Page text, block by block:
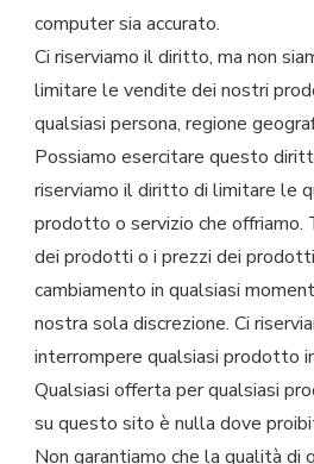
computer sia accurato.
Ci riserviamo il diritto, ma non
limitare le vendite dei nostri
qualsiasi persona, regione
Possiamo esercitare questo
riserviamo il diritto di limitare le
prodotto o servizio che offriamo.
dei prodotti o i prezzi dei
cambiamento in qualsiasi
nostra sola discrezione. Ci
interrompere qualsiasi prodotto
Qualsiasi offerta per qualsiasi
su questo sito è nulla dove
Non garantiamo che la qualità di